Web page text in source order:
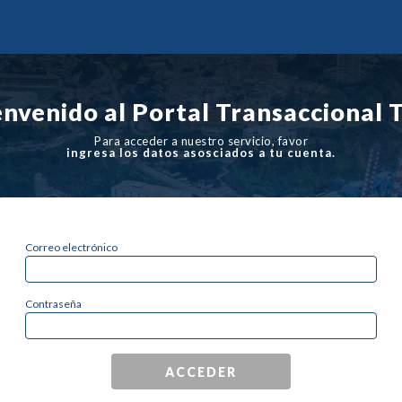
al Portal Transaccional
Para acceder a nuestro servicio, favor
ingresa los datos asosciados a tu cuenta.
Correo electrónico
Contraseña